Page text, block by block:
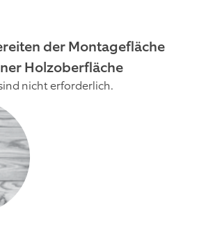
der Montagefläche
Holzoberfläche
nicht erforderlich.